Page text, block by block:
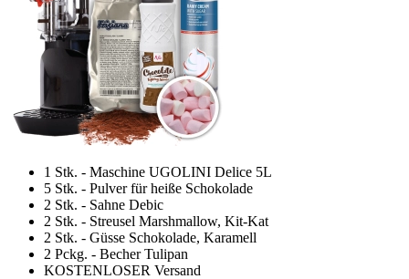
1 Stk. - Maschine UGOLINI Delice 5L
5 Stk. - Pulver für heiße Schokolade
2 Stk. - Sahne Debic
2 Stk. - Streusel Marshmallow, Kit-Kat
2 Stk. - Güsse Schokolade, Karamell
2 Pckg. - Becher Tulipan
KOSTENLOSER Versand